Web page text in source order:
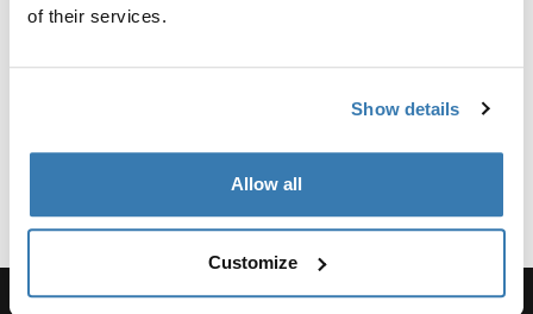
of their services.
Show details
Allow all
Customize
Indirizzo del produttore: Borggatan 5, 335 73
Email: Kontakt@thule.com